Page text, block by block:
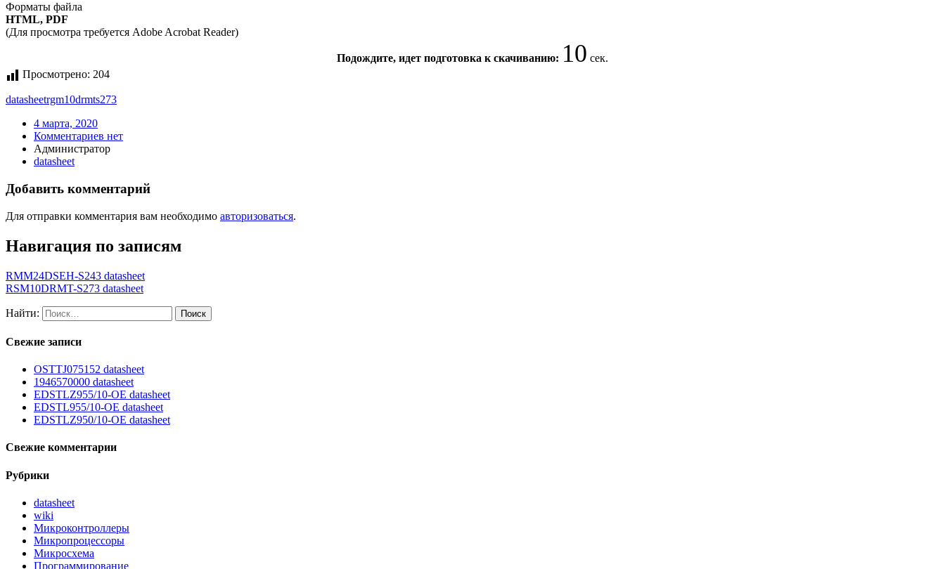
Форматы файла
HTML, PDF
(Для просмотра требуется Adobe Acrobat Reader)
Подождите, идет подготовка к скачиванию: 10 сек.
Просмотрено: 204
datasheetrgm10drmts273
4 марта, 2020
Комментариев нет
Администратор
datasheet
Добавить комментарий
Для отправки комментария вам необходимо авторизоваться.
Навигация по записям
RMM24DSEH-S243 datasheet
RSM10DRMT-S273 datasheet
Найти:
Свежие записи
OSTTJ075152 datasheet
1946570000 datasheet
EDSTLZ955/10-OE datasheet
EDSTL955/10-OE datasheet
EDSTLZ950/10-OE datasheet
Свежие комментарии
Рубрики
datasheet
wiki
Микроконтроллеры
Микропроцессоры
Микросхема
Программирование